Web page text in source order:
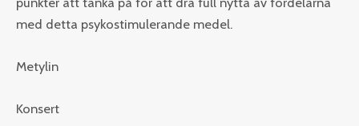
med detta psykostimulerande medel.
Metylin
Konsert